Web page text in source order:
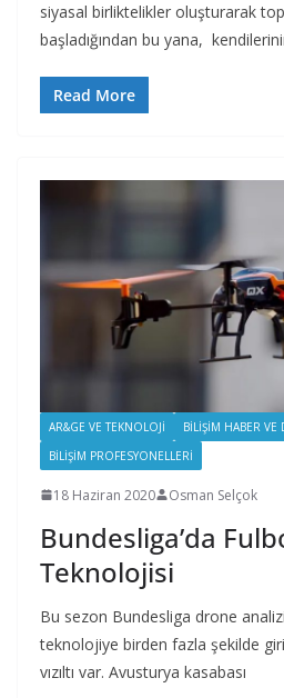
siyasal birliktelikler oluşturarak
başladığından bu yana,
Read More
AR&GE VE TEKNOLOJI
BILIŞIM HABER VE
BILIŞIM PROFESYONELLERI
18 Haziran 2020 Osman Selçok
Bundesliga’da
Teknolojisi
Bu sezon Bundesliga drone
teknolojiye birden fazla şekilde
vızıltı var. Avusturya kasabası